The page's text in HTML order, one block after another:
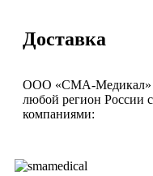
Доставка
ООО «СМА-Медикал»
любой регион России
компаниями: